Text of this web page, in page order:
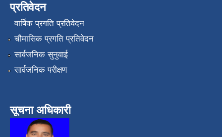
प्रतिवेदन
वार्षिक प्रगति प्रतिवेदन
चौमासिक प्रगति प्रतिवेदन
सार्वजनिक सुनुवाई
सार्वजनिक परीक्षण
सूचना अधिकारी